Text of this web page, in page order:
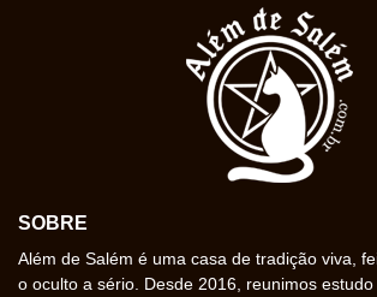
SOBRE
Além de Salém é uma casa de tradição viva,
o oculto a sério. Desde 2016, reunimos